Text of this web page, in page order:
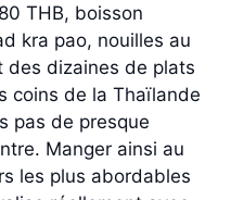
THB, boisson
kra pao, nouilles au
dizaines de plats
coins de la Thaïlande
pas de presque
Manger ainsi au
les plus abordables